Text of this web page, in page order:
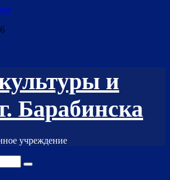
и
Барабинска
учреждение